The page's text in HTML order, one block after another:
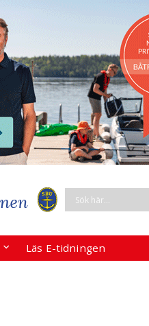
Läs E-tidningen